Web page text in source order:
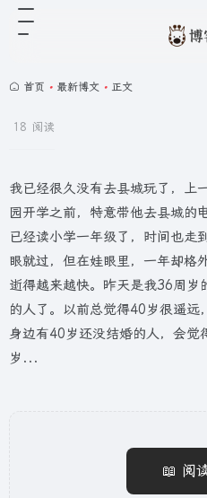
首页 • 最新博文 • 正文
18 阅读
我已经很久没有去县城玩了，上
园开学之前，特意带他去县城的
已经读小学一年级了，时间也走
眼就过，但在娃眼里，一年却格
逝得越来越快。昨天是我36周岁
的人了。以前总觉得40岁很遥远
身边有40岁还没结婚的人，会觉
岁...
📖 阅